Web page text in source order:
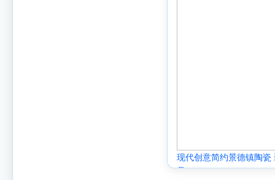
现代创意简约景德镇陶
品